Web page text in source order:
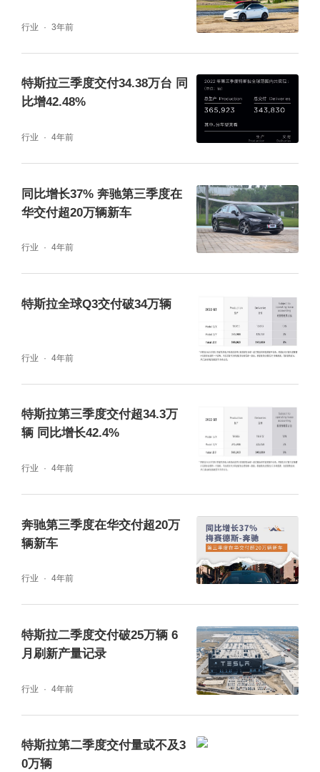
行业 3年前
特斯拉三季度交付34.38万台 同
比增42.48%
行业 4年前
同比增长37% 奔驰第三季度在
华交付超20万辆新车
行业 4年前
特斯拉全球Q3交付破34万辆
行业 4年前
特斯拉第三季度交付超34.3万
辆 同比增长42.4%
行业 4年前
奔驰第三季度在华交付超20万
辆新车
行业 4年前
特斯拉二季度交付破25万辆 6
月刷新产量记录
行业 4年前
特斯拉第二季度交付量或不及3
0万辆